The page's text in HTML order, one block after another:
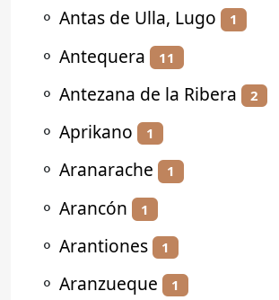
⚬ Antas de Ulla, Lugo 1
⚬ Antequera 11
⚬ Antezana de la Ribera 2
⚬ Aprikano 1
⚬ Aranarache 1
⚬ Arancón 1
⚬ Arantiones 1
⚬ Aranzueque 1